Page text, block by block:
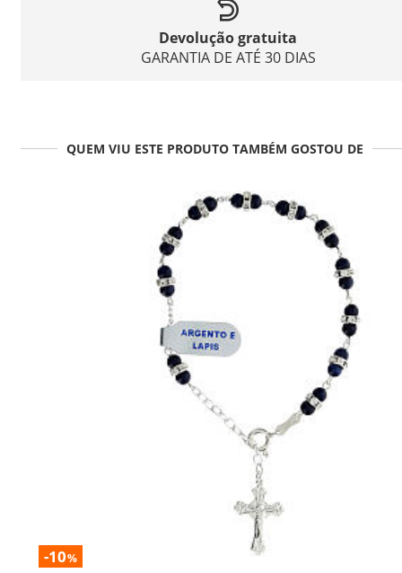
Devolução gratuita
GARANTIA DE ATÉ 30 DIAS
QUEM VIU ESTE PRODUTO TAMBÉM GOSTOU DE
-10%